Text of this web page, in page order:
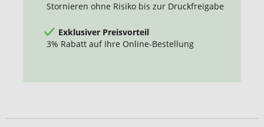
Stornieren ohne Risiko bis zur Druckfreigabe
Exklusiver Preisvorteil
3% Rabatt auf Ihre Online-Bestellung